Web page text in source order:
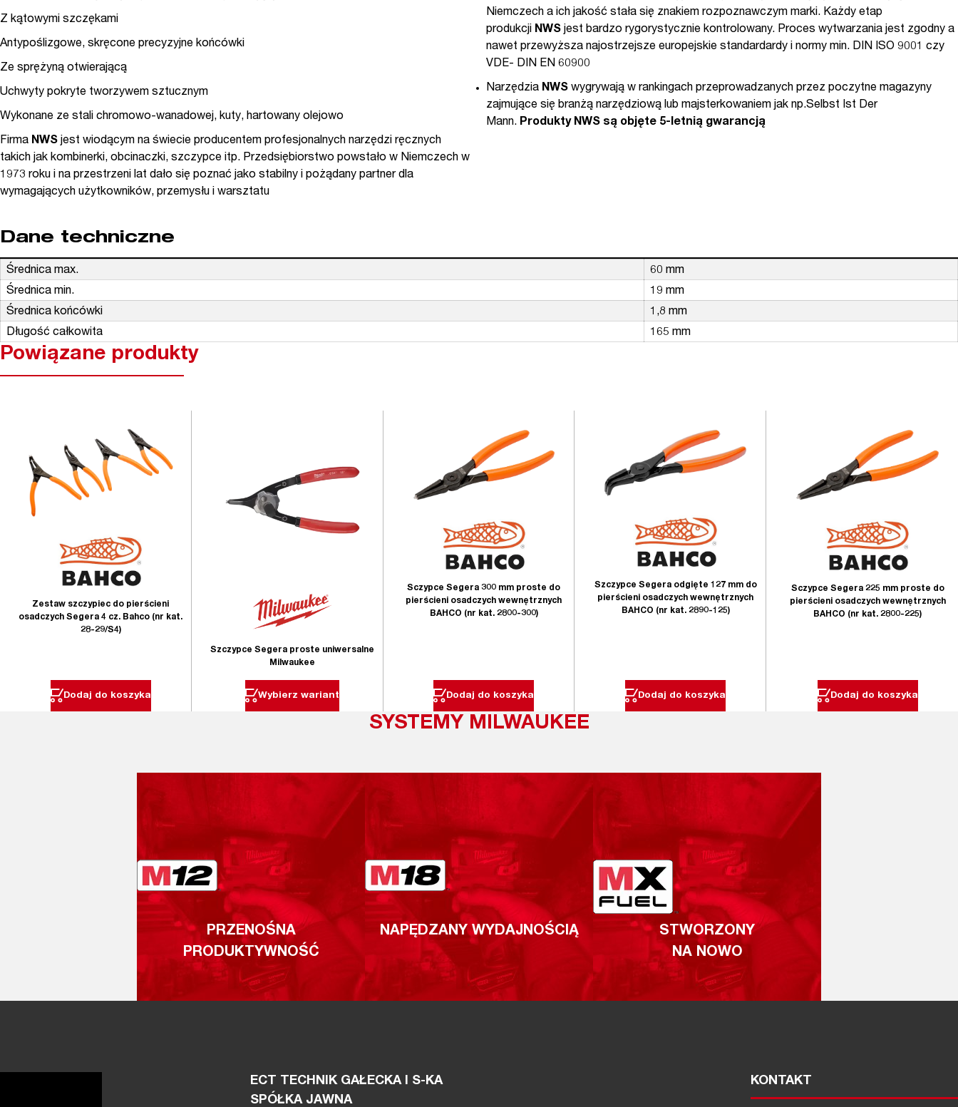
Z kątowymi szczękami
Antypoślizgowe, skręcone precyzyjne końcówki
Ze sprężyną otwierającą
Uchwyty pokryte tworzywem sztucznym
Wykonane ze stali chromowo-wanadowej, kuty, hartowany olejowo
Firma NWS jest wiodącym na świecie producentem profesjonalnych narzędzi ręcznych
takich jak kombinerki, obcinaczki, szczypce itp. Przedsiębiorstwo powstało w Niemczech w
1973 roku i na przestrzeni lat dało się poznać jako stabilny i pożądany partner dla
wymagających użytkowników, przemysłu i warsztatu
Niemczech a ich jakość stała się znakiem rozpoznawczym marki. Każdy etap
produkcji NWS jest bardzo rygorystycznie kontrolowany. Proces wytwarzania jest zgodny a
nawet przewyższa najostrzejsze europejskie standardardy i normy min. DIN ISO 9001 czy
VDE- DIN EN 60900
Narzędzia NWS wygrywają w rankingach przeprowadzanych przez poczytne magazyny
zajmujące się branżą narzędziową lub majsterkowaniem jak np.Selbst Ist Der
Mann. Produkty NWS są objęte 5-letnią gwarancją
Dane techniczne
Średnica max.
60 mm
Średnica min.
19 mm
Średnica końcówki
1,8 mm
Długość całkowita
165 mm
Powiązane produkty
Zestaw szczypiec do pierścieni
osadczych Segera 4 cz. Bahco (nr kat.
28-29/S4)
Dodaj do koszyka
Szczypce Segera proste uniwersalne
Milwaukee
Wybierz wariant
Sczypce Segera 300 mm proste do
pierścieni osadczych wewnętrznych
BAHCO (nr kat. 2800-300)
Dodaj do koszyka
Szczypce Segera odgięte 127 mm do
pierścieni osadczych wewnętrznych
BAHCO (nr kat. 2890-125)
Dodaj do koszyka
Sczypce Segera 225 mm proste do
pierścieni osadczych wewnętrznych
BAHCO (nr kat. 2800-225)
Dodaj do koszyka
SYSTEMY MILWAUKEE
PRZENOŚNA
PRODUKTYWNOŚĆ
NAPĘDZANY WYDAJNOŚCIĄ
STWORZONY
NA NOWO
ECT TECHNIK GAŁECKA I S-KA
SPÓŁKA JAWNA
KONTAKT